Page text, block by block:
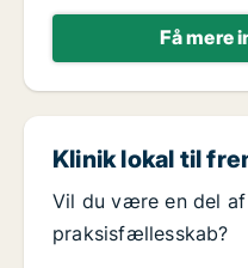
Få mere
Klinik lokal til
Vil du være en del
praksisfællesskab?